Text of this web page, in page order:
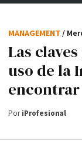
Las
uso de la
MANAGEMENT /
PoriProfesional